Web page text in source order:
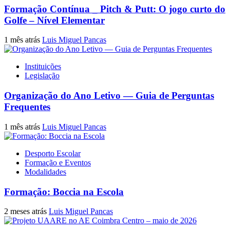
Formação Contínua _ Pitch & Putt: O jogo curto do
Golfe – Nível Elementar
1 mês atrás Luis Miguel Pancas
Instituições
Legislação
Organização do Ano Letivo — Guia de Perguntas
Frequentes
1 mês atrás Luis Miguel Pancas
Desporto Escolar
Formação e Eventos
Modalidades
Formação: Boccia na Escola
2 meses atrás Luis Miguel Pancas